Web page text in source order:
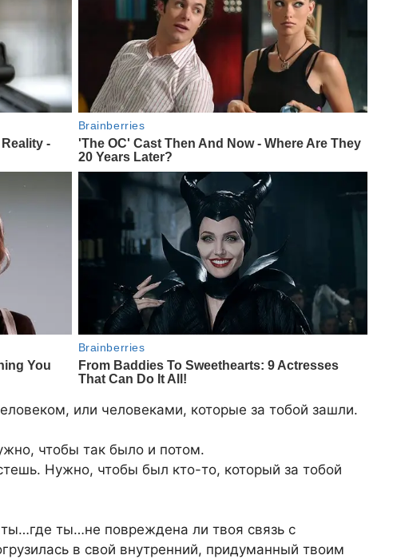
или человеками, которые за тобой зашли.
чтобы так было и потом.
Нужно, чтобы был кто-то, который за тобой
ты…не повреждена ли твоя связь с
в свой внутренний, придуманный твоим